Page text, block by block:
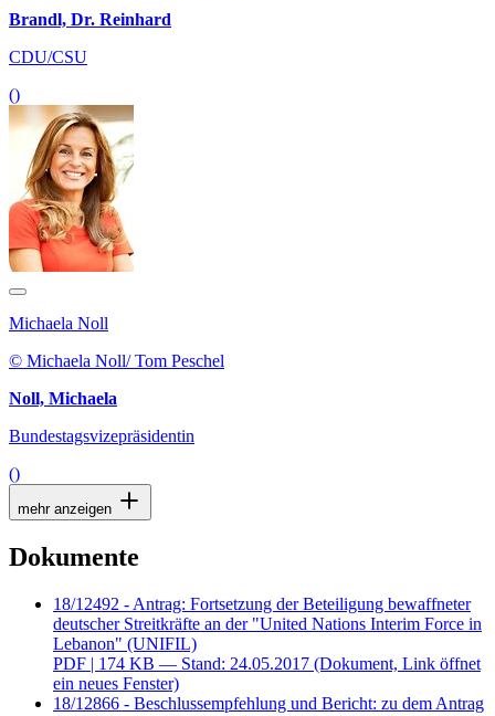
Brandl, Dr. Reinhard
CDU/CSU
()
Michaela Noll
© Michaela Noll/ Tom Peschel
Noll, Michaela
Bundestagsvizepräsidentin
()
mehr anzeigen
Dokumente
18/12492 - Antrag: Fortsetzung der Beteiligung bewaffneter
deutscher Streitkräfte an der "United Nations Interim Force in
Lebanon" (UNIFIL)
PDF | 174 KB — Stand: 24.05.2017 (Dokument, Link öffnet
ein neues Fenster)
18/12866 - Beschlussempfehlung und Bericht: zu dem Antrag